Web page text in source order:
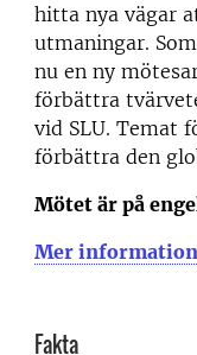
hitta nya vägar
utmaningar.
nu en ny
förbättra
vid SLU. Temat
förbättra den
Mötet är på
Mer information
Fakta